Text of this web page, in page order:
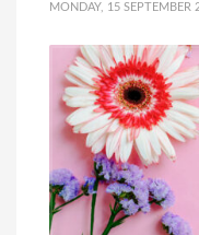
MONDAY, 15 SEPTEMBER